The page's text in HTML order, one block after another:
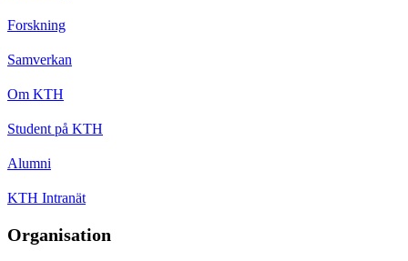
Forskning
Samverkan
Om KTH
Student på KTH
Alumni
KTH Intranät
Organisation